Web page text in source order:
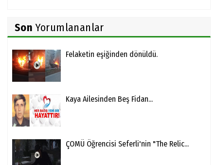
Son Yorumlananlar
Felaketin eşiğinden dönüldü.
Kaya Ailesinden Beş Fidan...
ÇOMÜ Öğrencisi Seferli'nin "The Relic...